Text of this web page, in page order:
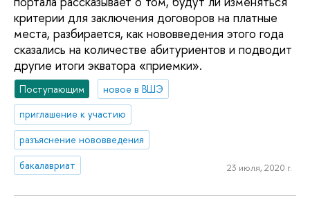
критерии для заключения договоров на платные
места, разбирается, как нововведения этого года
сказались на количестве абитуриентов и подводит
другие итоги экватора «приемки».
Поступающим
новое в ВШЭ
приглашение к участию
разъяснение нововведения
бакалавриат
23 июля, 2020 г.